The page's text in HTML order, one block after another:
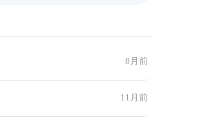
8月前
11月前